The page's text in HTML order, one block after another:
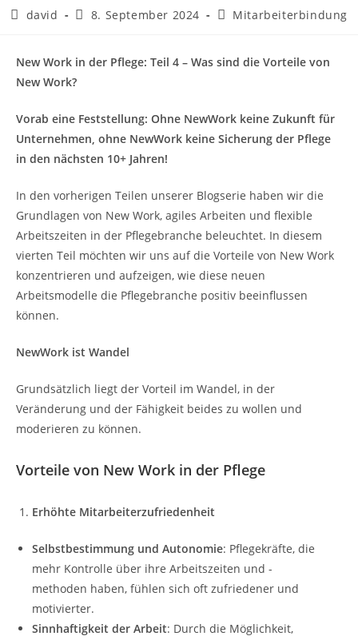
david 8. September 2024 Mitarbeiterbindung
New Work in der Pflege: Teil 4 – Was sind die Vorteile von
New Work?
Vorab eine Feststellung: Ohne NewWork keine Zukunft für
Unternehmen, ohne NewWork keine Sicherung der Pflege
in den nächsten 10+ Jahren!
In den vorherigen Teilen unserer Blogserie haben wir die
Grundlagen von New Work, agiles Arbeiten und flexible
Arbeitszeiten in der Pflegebranche beleuchtet. In diesem
vierten Teil möchten wir uns auf die Vorteile von New Work
konzentrieren und aufzeigen, wie diese neuen
Arbeitsmodelle die Pflegebranche positiv beeinflussen
können.
NewWork ist Wandel
Grundsätzlich liegt der Vorteil im Wandel, in der
Veränderung und der Fähigkeit beides zu wollen und
moderieren zu können.
Vorteile von New Work in der Pflege
Erhöhte Mitarbeiterzufriedenheit
Selbstbestimmung und Autonomie: Pflegekräfte, die
mehr Kontrolle über ihre Arbeitszeiten und -
methoden haben, fühlen sich oft zufriedener und
motivierter.
Sinnhaftigkeit der Arbeit: Durch die Möglichkeit,